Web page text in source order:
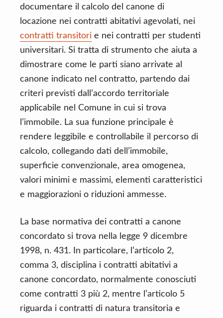
documentare il calcolo del canone di
locazione nei contratti abitativi agevolati, nei
contratti transitori e nei contratti per studenti
universitari. Si tratta di strumento che aiuta a
dimostrare come le parti siano arrivate al
canone indicato nel contratto, partendo dai
criteri previsti dall’accordo territoriale
applicabile nel Comune in cui si trova
l’immobile. La sua funzione principale è
rendere leggibile e controllabile il percorso di
calcolo, collegando dati dell’immobile,
superficie convenzionale, area omogenea,
valori minimi e massimi, elementi caratteristici
e maggiorazioni o riduzioni ammesse.
La base normativa dei contratti a canone
concordato si trova nella legge 9 dicembre
1998, n. 431. In particolare, l’articolo 2,
comma 3, disciplina i contratti abitativi a
canone concordato, normalmente conosciuti
come contratti 3 più 2, mentre l’articolo 5
riguarda i contratti di natura transitoria e